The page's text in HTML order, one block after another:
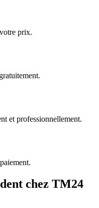
prix.
et professionnellement.
chez TM24